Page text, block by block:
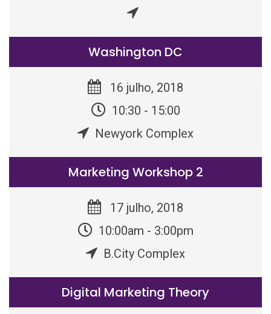
Washington DC
16 julho, 2018
10:30 - 15:00
Newyork Complex
Marketing Workshop 2
17 julho, 2018
10:00am - 3:00pm
B.City Complex
Digital Marketing Theory